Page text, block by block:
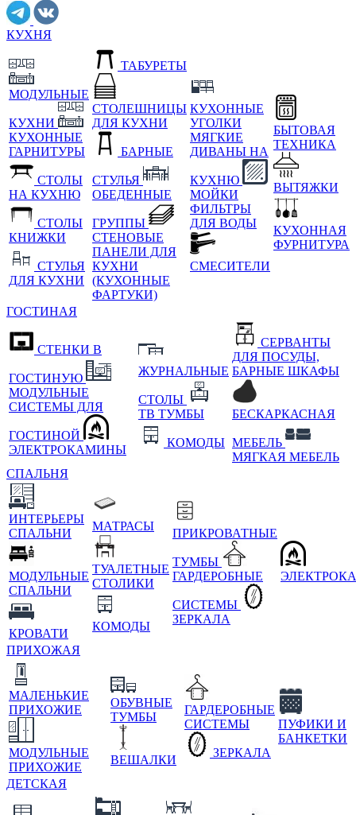
КУХНЯ
МОДУЛЬНЫЕ
КУХНИ
КУХОННЫЕ
ГАРНИТУРЫ
СТОЛЫ
НА КУХНЮ
СТОЛЫ
КНИЖКИ
СТУЛЬЯ
ДЛЯ КУХНИ
ТАБУРЕТЫ
СТОЛЕШНИЦЫ
ДЛЯ КУХНИ
БАРНЫЕ
СТУЛЬЯ
ОБЕДЕННЫЕ
ГРУППЫ
СТЕНОВЫЕ
ПАНЕЛИ ДЛЯ
КУХНИ
(КУХОННЫЕ
ФАРТУКИ)
КУХОННЫЕ
УГОЛКИ
МЯГКИЕ
ДИВАНЫ НА
КУХНЮ
МОЙКИ
ФИЛЬТРЫ
ДЛЯ ВОДЫ
СМЕСИТЕЛИ
БЫТОВАЯ
ТЕХНИКА
ВЫТЯЖКИ
КУХОННАЯ
ФУРНИТУРА
ГОСТИНАЯ
СТЕНКИ В
ГОСТИНУЮ
МОДУЛЬНЫЕ
СИСТЕМЫ ДЛЯ
ГОСТИНОЙ
ЭЛЕКТРОКАМИНЫ
ЖУРНАЛЬНЫЕ
СТОЛЫ
ТВ ТУМБЫ
КОМОДЫ
СЕРВАНТЫ
ДЛЯ ПОСУДЫ,
БАРНЫЕ ШКАФЫ
БЕСКАРКАСНАЯ
МЕБЕЛЬ
МЯГКАЯ МЕБЕЛЬ
СПАЛЬНЯ
ИНТЕРЬЕРЫ
СПАЛЬНИ
МОДУЛЬНЫЕ
СПАЛЬНИ
КРОВАТИ
МАТРАСЫ
ТУАЛЕТНЫЕ
СТОЛИКИ
КОМОДЫ
ПРИКРОВАТНЫЕ
ТУМБЫ
ГАРДЕРОБНЫЕ
СИСТЕМЫ
ЗЕРКАЛА
ПРИХОЖАЯ
МАЛЕНЬКИЕ
ПРИХОЖИЕ
МОДУЛЬНЫЕ
ПРИХОЖИЕ
ОБУВНЫЕ
ТУМБЫ
ВЕШАЛКИ
ГАРДЕРОБНЫЕ
СИСТЕМЫ
ЗЕРКАЛА
ПУФИКИ И
БАНКЕТКИ
ДЕТСКАЯ